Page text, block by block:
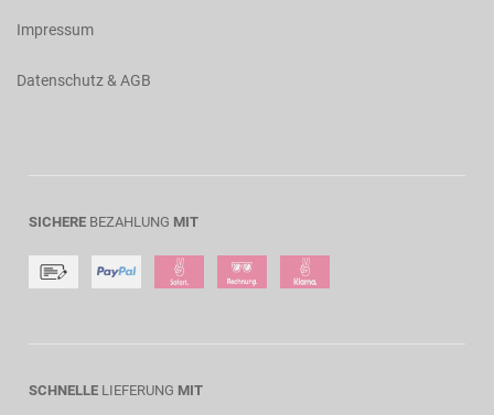
Impressum
Datenschutz & AGB
SICHERE BEZAHLUNG MIT
SCHNELLE LIEFERUNG MIT